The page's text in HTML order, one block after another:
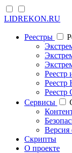
LIDREKON.RU
Реестры
Реестр
Cервисы
Версия
Скрипты
О проекте